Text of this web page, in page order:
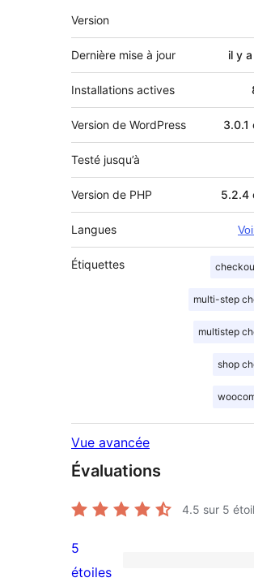
Méta
Version
Dernière mise à jour il y a
Installations actives
Version de WordPress 3.0.1
Testé jusqu’à
Version de PHP 5.2.4
Langues
Étiquettes
multi-step
multistep
shop
Vue avancée
Évaluations
4.5 sur 5
40
5
étoiles